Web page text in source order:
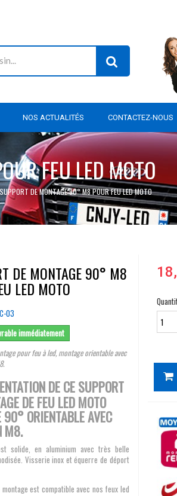
NOS ACTUALITÉS CONTACTEZ-NOUS
FEU LED MOTO
SUPPORT DE MONTAGE 90° M8 POUR FEU LED MOTO
DE MONTAGE 90° M8
LED MOTO
03
immédiatement
pour feu à led, montage orientable avec
DE CE SUPPORT
DE FEU LED MOTO
90° ORIENTABLE AVEC
M8.
solide, en aluminium avec très belle
Visserie inox et équerre de déport
est compatible avec nos feux led